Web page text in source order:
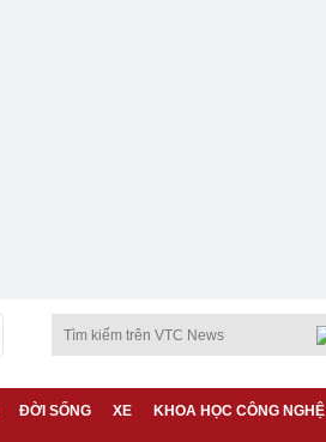
ĐỜI SỐNG XE KHOA HỌC CÔNG NGHỆ